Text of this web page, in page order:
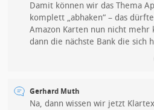
Damit können wir das Thema
komplett „abhaken“ – das
Amazon Karten nun nicht mehr
dann die nächste Bank die sich
Gerhard Muth
Na, dann wissen wir jetzt